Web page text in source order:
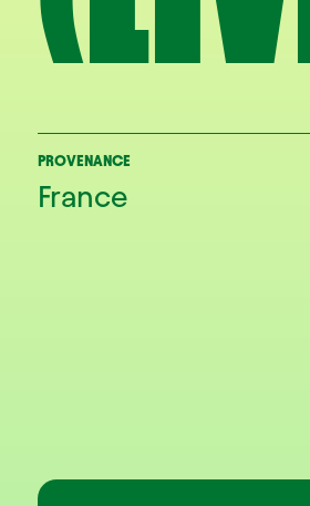
PROVENANCE
France